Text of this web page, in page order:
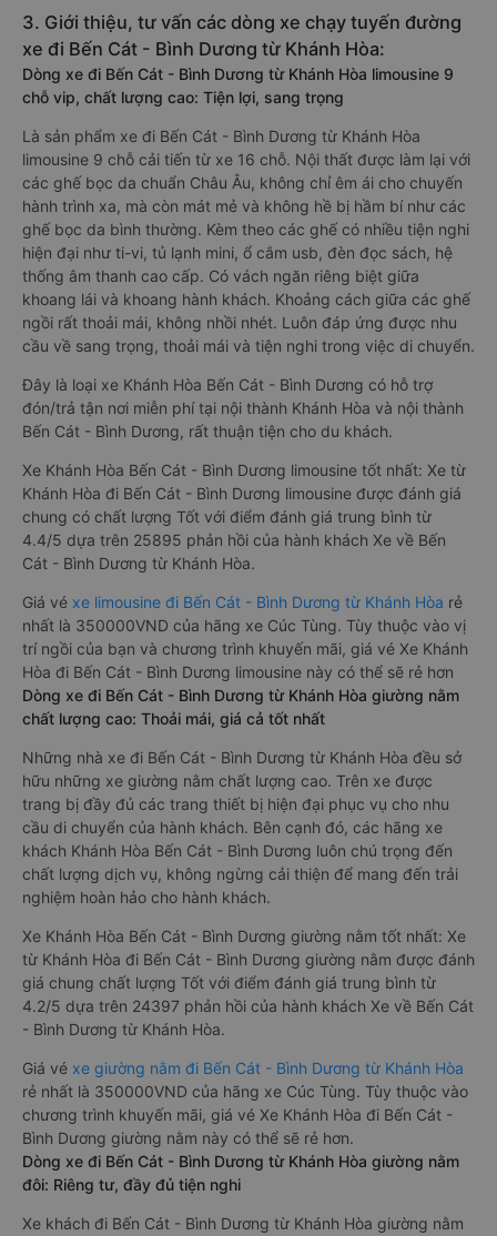
3. Giới thiệu, tư vấn các dòng xe chạy tuyến đường
xe đi Bến Cát - Bình Dương từ Khánh Hòa:
Dòng xe đi Bến Cát - Bình Dương từ Khánh Hòa limousine 9
chỗ vip, chất lượng cao: Tiện lợi, sang trọng
Là sản phẩm xe đi Bến Cát - Bình Dương từ Khánh Hòa
limousine 9 chỗ cải tiến từ xe 16 chỗ. Nội thất được làm lại với
các ghế bọc da chuẩn Châu Âu, không chỉ êm ái cho chuyến
hành trình xa, mà còn mát mẻ và không hề bị hầm bí như các
ghế bọc da bình thường. Kèm theo các ghế có nhiều tiện nghi
hiện đại như ti-vi, tủ lạnh mini, ổ cắm usb, đèn đọc sách, hệ
thống âm thanh cao cấp. Có vách ngăn riêng biệt giữa
khoang lái và khoang hành khách. Khoảng cách giữa các ghế
ngồi rất thoải mái, không nhồi nhét. Luôn đáp ứng được nhu
cầu về sang trọng, thoải mái và tiện nghi trong việc di chuyển.
Đây là loại xe Khánh Hòa Bến Cát - Bình Dương có hỗ trợ
đón/trả tận nơi miễn phí tại nội thành Khánh Hòa và nội thành
Bến Cát - Bình Dương, rất thuận tiện cho du khách.
Xe Khánh Hòa Bến Cát - Bình Dương limousine tốt nhất: Xe từ
Khánh Hòa đi Bến Cát - Bình Dương limousine được đánh giá
chung có chất lượng Tốt với điểm đánh giá trung bình từ
4.4/5 dựa trên 25895 phản hồi của hành khách Xe về Bến
Cát - Bình Dương từ Khánh Hòa.
Giá vé xe limousine đi Bến Cát - Bình Dương từ Khánh Hòa rẻ
nhất là 350000VND của hãng xe Cúc Tùng. Tùy thuộc vào vị
trí ngồi của bạn và chương trình khuyến mãi, giá vé Xe Khánh
Hòa đi Bến Cát - Bình Dương limousine này có thể sẽ rẻ hơn
Dòng xe đi Bến Cát - Bình Dương từ Khánh Hòa giường nằm
chất lượng cao: Thoải mái, giá cả tốt nhất
Những nhà xe đi Bến Cát - Bình Dương từ Khánh Hòa đều sở
hữu những xe giường nằm chất lượng cao. Trên xe được
trang bị đầy đủ các trang thiết bị hiện đại phục vụ cho nhu
cầu di chuyển của hành khách. Bên cạnh đó, các hãng xe
khách Khánh Hòa Bến Cát - Bình Dương luôn chú trọng đến
chất lượng dịch vụ, không ngừng cải thiện để mang đến trải
nghiệm hoàn hảo cho hành khách.
Xe Khánh Hòa Bến Cát - Bình Dương giường nằm tốt nhất: Xe
từ Khánh Hòa đi Bến Cát - Bình Dương giường nằm được đánh
giá chung chất lượng Tốt với điểm đánh giá trung bình từ
4.2/5 dựa trên 24397 phản hồi của hành khách Xe về Bến Cát
- Bình Dương từ Khánh Hòa.
Giá vé xe giường nằm đi Bến Cát - Bình Dương từ Khánh Hòa
rẻ nhất là 350000VND của hãng xe Cúc Tùng. Tùy thuộc vào
chương trình khuyến mãi, giá vé Xe Khánh Hòa đi Bến Cát -
Bình Dương giường nằm này có thể sẽ rẻ hơn.
Dòng xe đi Bến Cát - Bình Dương từ Khánh Hòa giường nằm
đôi: Riêng tư, đầy đủ tiện nghi
Xe khách đi Bến Cát - Bình Dương từ Khánh Hòa giường nằm